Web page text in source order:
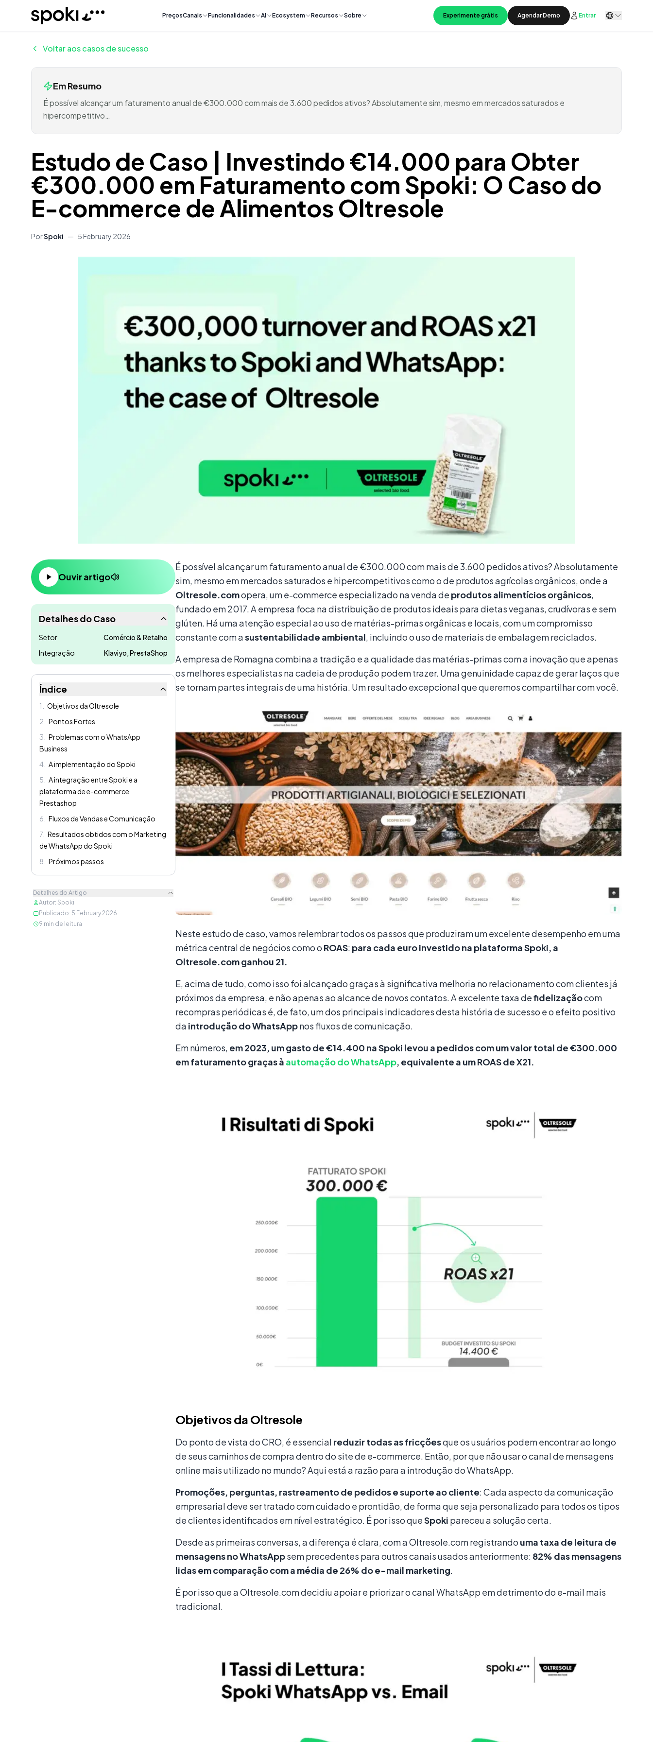
Spoki PreçosCanais Funcionalidades AI Ecosystem Recursos Sobre Experimente grátis Agendar Demo Entrar
Voltar aos casos de sucesso
Em Resumo
É possível alcançar um faturamento anual de €300.000 com mais de 3.600 pedidos ativos? Absolutamente sim, mesmo em mercados saturados e
hipercompetitivo…
Estudo de Caso | Investindo €14.000 para Obter
€300.000 em Faturamento com Spoki: O Caso do
E-commerce de Alimentos Oltresole
PorSpoki — 5 February 2026
Ouvir artigo
Detalhes do Caso
Setor
Comércio & Retalho
Integração
Klaviyo, PrestaShop
Índice
1
Objetivos da Oltresole
2
Pontos Fortes
3
Problemas com o WhatsApp
Business
4
A implementação do Spoki
5
A integração entre Spoki e a
plataforma de e-commerce
Prestashop
6
Fluxos de Vendas e Comunicação
7 Resultados obtidos com o Marketing
de WhatsApp do Spoki
8
Próximos passos
Detalhes do Artigo
Autor: Spoki
Publicado: 5 February 2026
9 min de leitura
Conteúdo
É possível alcançar um faturamento anual de €300.000 com mais de 3.600 pedidos ativos? Absolutamente
sim, mesmo em mercados saturados e hipercompetitivos como o de produtos agrícolas orgânicos, onde a
Oltresole.comopera, um e-commerce especializado na venda de produtos alimentícios orgânicos,
fundado em 2017. A empresa foca na distribuição de produtos ideais para dietas veganas, crudívoras e sem
glúten. Há uma atenção especial ao uso de matérias-primas orgânicas e locais, com um compromisso
constante com asustentabilidade ambiental, incluindo o uso de materiais de embalagem reciclados.
A empresa de Romagna combina a tradição e a qualidade das matérias-primas com a inovação que apenas
os melhores especialistas na cadeia de produção podem trazer. Uma genuinidade capaz de gerar laços que
se tornam partes integrais de uma história. Um resultado excepcional que queremos compartilhar com você.
Neste estudo de caso, vamos relembrar todos os passos que produziram um excelente desempenho em uma
métrica central de negócios como o ROAS: para cada euro investido na plataforma Spoki, a
Oltresole.com ganhou 21.
E, acima de tudo, como isso foi alcançado graças à significativa melhoria no relacionamento com clientes já
próximos da empresa, e não apenas ao alcance de novos contatos. A excelente taxa defidelizaçãocom
recompras periódicas é, de fato, um dos principais indicadores desta história de sucesso e o efeito positivo
da introdução do WhatsAppnos fluxos de comunicação.
Em números, em 2023, um gasto de €14.400 na Spoki levou a pedidos com um valor total de €300.000
em faturamento graças à automação do WhatsApp, equivalente a um ROAS de X21.
Objetivos da Oltresole
Do ponto de vista do CRO, é essencial reduzir todas as fricçõesque os usuários podem encontrar ao longo
de seus caminhos de compra dentro do site de e-commerce. Então, por que não usar o canal de mensagens
online mais utilizado no mundo? Aqui está a razão para a introdução do WhatsApp.
Promoções, perguntas, rastreamento de pedidos e suporte ao cliente: Cada aspecto da comunicação
empresarial deve ser tratado com cuidado e prontidão, de forma que seja personalizado para todos os tipos
de clientes identificados em nível estratégico. É por isso queSpoki pareceu a solução certa.
Desde as primeiras conversas, a diferença é clara, com a Oltresole.com registrando uma taxa de leitura de
mensagens no WhatsAppsem precedentes para outros canais usados anteriormente: 82% das mensagens
lidas em comparação com a média de 26% do e-mail marketing.
É por isso que a Oltresole.com decidiu apoiar e priorizar o canal WhatsApp em detrimento do e-mail mais
tradicional.